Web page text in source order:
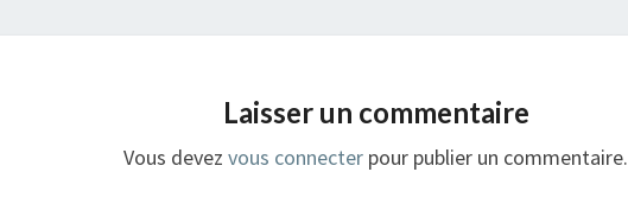
Laisser un commentaire
Vous devezvous connecter pour publier un commentaire.